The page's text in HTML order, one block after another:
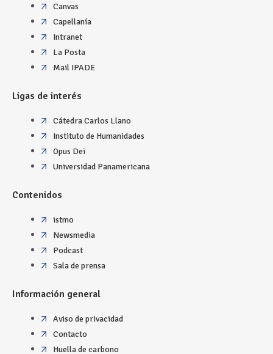
Canvas
Capellanía
Intranet
La Posta
Mail IPADE
Ligas de interés
Cátedra Carlos Llano
Instituto de Humanidades
Opus Dei
Universidad Panamericana
Contenidos
istmo
Newsmedia
Podcast
Sala de prensa
Información general
Aviso de privacidad
Contacto
Huella de carbono